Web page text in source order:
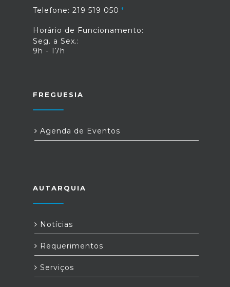
Telefone: 219 519 050
Horário de Funcionamento:
Seg. a Sex.:
9h - 17h
FREGUESIA
Agenda de Eventos
AUTARQUIA
Notícias
Requerimentos
Serviços